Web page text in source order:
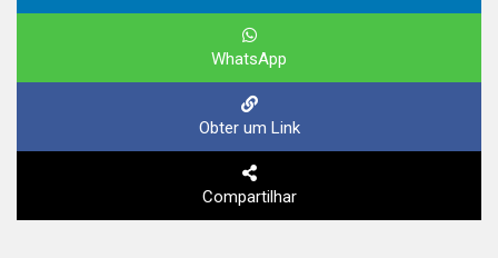
WhatsApp
Obter um Link
Compartilhar